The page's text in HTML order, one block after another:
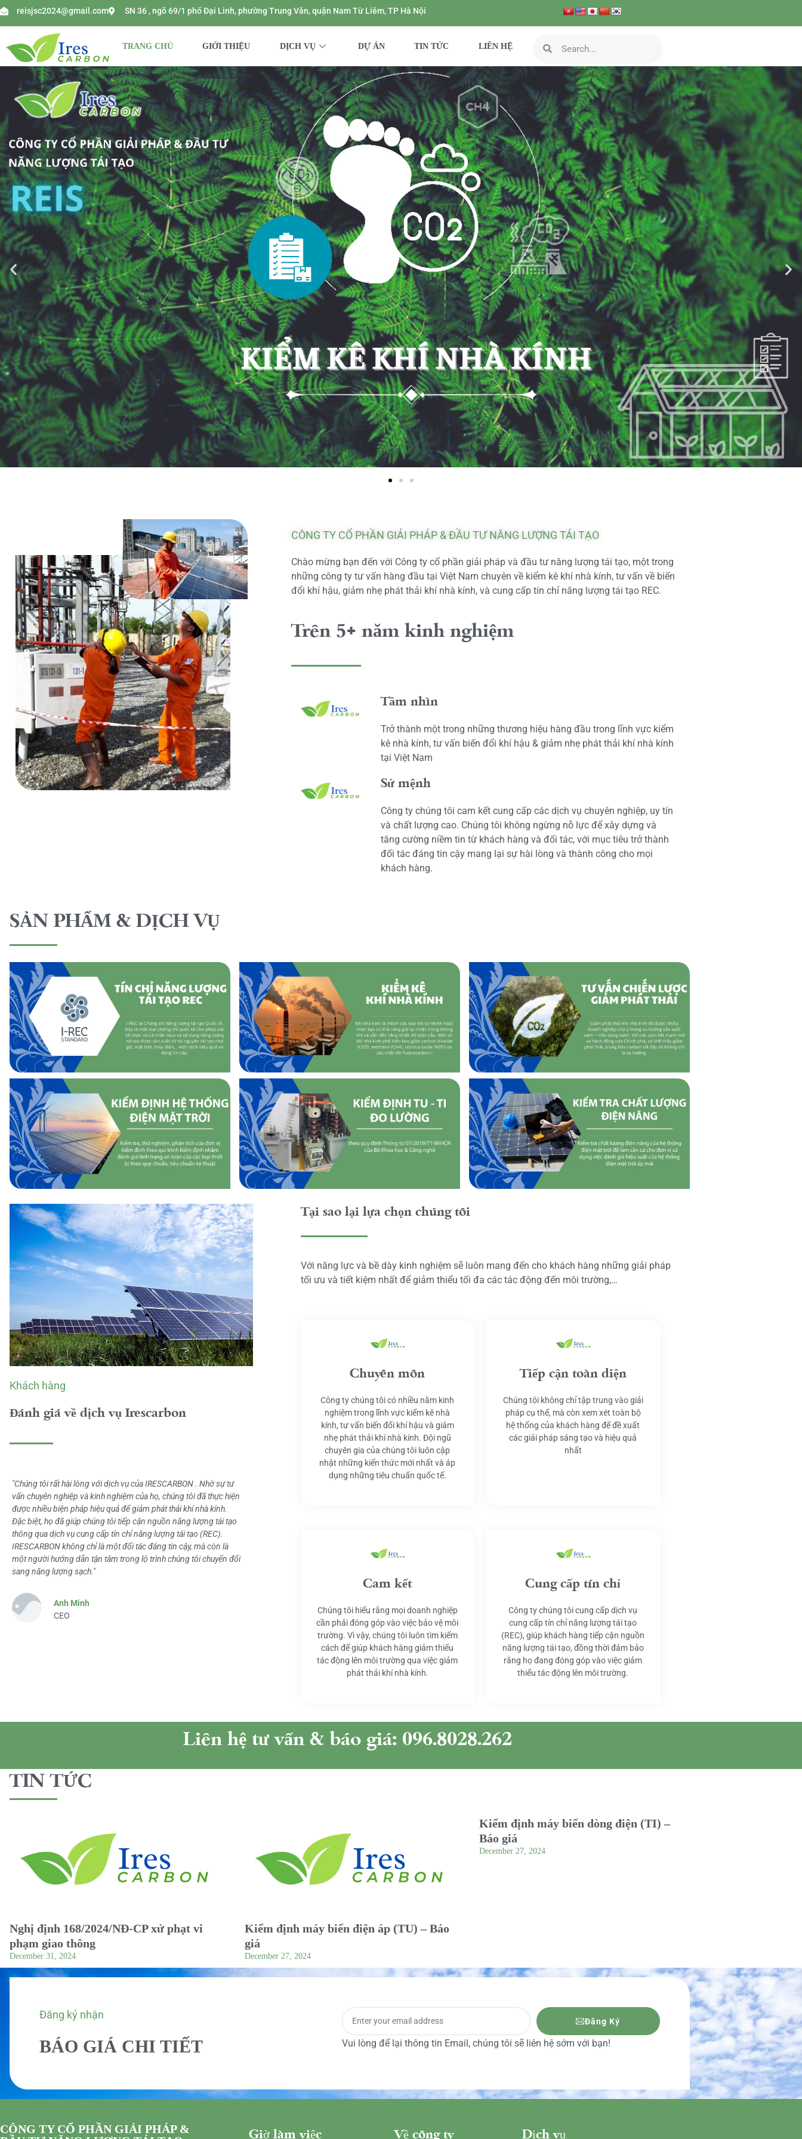
reisjsc2024@gmail.com SN 36 , ngõ 69/1 phố Đại Linh, phường Trung Văn, quận Nam Từ Liêm, TP Hà Nội
TRANG CHỦ GIỚI THIỆU DỊCH VỤ DỰ ÁN TIN TỨC LIÊN HỆ
CÔNG TY CỔ PHẦN GIẢI PHÁP & ĐẦU TƯ NĂNG LƯỢNG TÁI TẠO
Chào mừng bạn đến với Công ty cổ phần giải pháp và đầu tư năng lượng tái tạo, một trong
những công ty tư vấn hàng đầu tại Việt Nam chuyên về kiểm kê khí nhà kính, tư vấn về biến
đổi khí hậu, giảm nhẹ phát thải khí nhà kính, và cung cấp tín chỉ năng lượng tái tạo REC.
Trên 5+ năm kinh nghiệm
Tầm nhìn
Trở thành một trong những thương hiệu hàng đầu trong lĩnh vực kiểm
kê nhà kính, tư vấn biến đổi khí hậu & giảm nhẹ phát thải khí nhà kính
tại Việt Nam
Sứ mệnh
Công ty chúng tôi cam kết cung cấp các dịch vụ chuyên nghiệp, uy tín
và chất lượng cao. Chúng tôi không ngừng nỗ lực để xây dựng và
tăng cường niềm tin từ khách hàng và đối tác, với mục tiêu trở thành
đối tác đáng tin cậy mang lại sự hài lòng và thành công cho mọi
khách hàng.
SẢN PHẨM & DỊCH VỤ
Khách hàng
Đánh giá về dịch vụ Irescarbon
"Chúng tôi rất hài lòng với dịch vụ của IRESCARBON . Nhờ sự tư
vấn chuyên nghiệp và kinh nghiệm của họ, chúng tôi đã thực hiện
được nhiều biện pháp hiệu quả để giảm phát thải khí nhà kính.
Đặc biệt, họ đã giúp chúng tôi tiếp cận nguồn năng lượng tái tạo
thông qua dịch vụ cung cấp tín chỉ năng lượng tái tạo (REC).
IRESCARBON không chỉ là một đối tác đáng tin cậy, mà còn là
một người hướng dẫn tận tâm trong lộ trình chúng tôi chuyển đổi
sang năng lượng sạch."
Anh Minh
CEO
Tại sao lại lựa chọn chúng tôi
Với năng lực và bề dày kinh nghiệm sẽ luôn mang đến cho khách hàng những giải pháp
tối ưu và tiết kiệm nhất để giảm thiểu tối đa các tác động đến môi trường,…
Chuyên môn
Công ty chúng tôi có nhiều năm kinh
nghiệm trong lĩnh vực kiểm kê nhà
kính, tư vấn biến đổi khí hậu và giảm
nhẹ phát thải khí nhà kính. Đội ngũ
chuyên gia của chúng tôi luôn cập
nhật những kiến thức mới nhất và áp
dụng những tiêu chuẩn quốc tế.
Tiếp cận toàn diện
Chúng tôi không chỉ tập trung vào giải
pháp cụ thể, mà còn xem xét toàn bộ
hệ thống của khách hàng để đề xuất
các giải pháp sáng tạo và hiệu quả
nhất
Cam kết
Chúng tôi hiểu rằng mọi doanh nghiệp
cần phải đóng góp vào việc bảo vệ môi
trường. Vì vậy, chúng tôi luôn tìm kiếm
cách để giúp khách hàng giảm thiểu
tác động lên môi trường qua việc giảm
phát thải khí nhà kính.
Cung cấp tín chỉ
Công ty chúng tôi cung cấp dịch vụ
cung cấp tín chỉ năng lượng tái tạo
(REC), giúp khách hàng tiếp cận nguồn
năng lượng tái tạo, đồng thời đảm bảo
rằng họ đang đóng góp vào việc giảm
thiểu tác động lên môi trường.
Liên hệ tư vấn & báo giá: 096.8028.262
TIN TỨC
Nghị định 168/2024/NĐ-CP xử phạt vi
phạm giao thông
December 31, 2024
Kiểm định máy biến điện áp (TU) – Báo
giá
December 27, 2024
Kiểm định máy biến dòng điện (TI) –
Báo giá
December 27, 2024
Đăng ký nhận
BÁO GIÁ CHI TIẾT
Đăng Ký
Vui lòng để lại thông tin Email, chúng tôi sẽ liên hệ sớm với bạn!
CÔNG TY CỔ PHẦN GIẢI PHÁP &
Giờ làm việc Về công ty Dịch vụ